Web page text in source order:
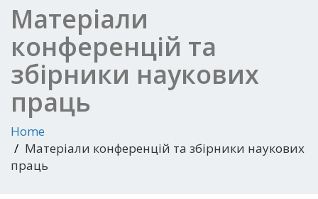
Матеріали
конференцій та
збірники наукових
праць
Home
Матеріали конференцій та збірники наукових
праць